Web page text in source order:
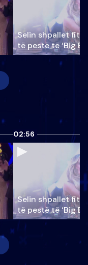
Selin shpallet
të pestë të ‘Big
02:56
Selin shpallet
të pestë të ‘Big